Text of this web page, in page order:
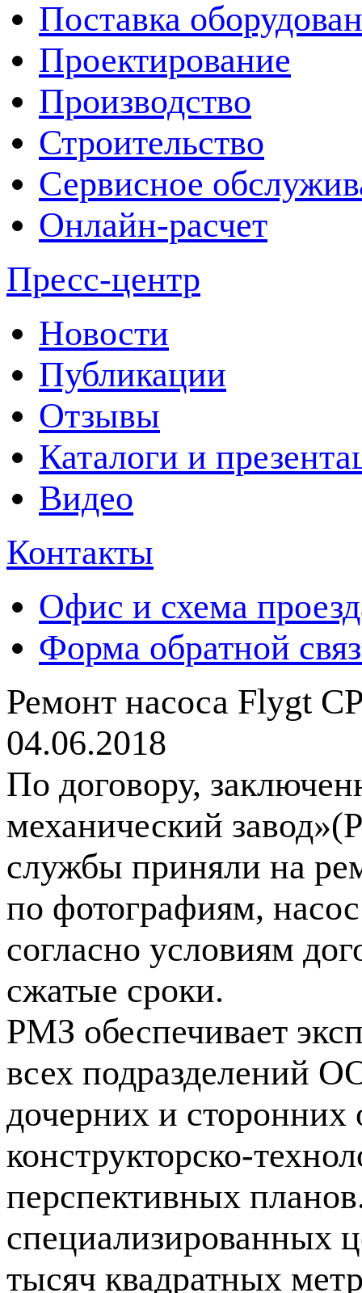
Поставка
Проектирование
Производство
Строительство
Сервисное
Онлайн-расчет
Пресс-центр
Новости
Публикации
Отзывы
Каталоги и
Видео
Контакты
Офис и схема
Форма обратной
Ремонт насоса Flygt
04.06.2018
По договору,
механический
службы приняли на
по фотографиям,
согласно условиям
сжатые сроки.
РМЗ обеспечивает
всех подразделений
дочерних и сторонних
конструкторско-
перспективных
специализированных
тысяч квадратных